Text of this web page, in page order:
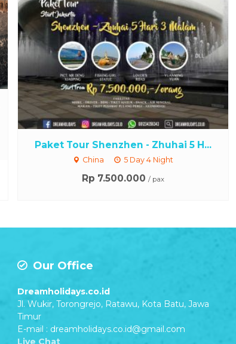
Paket Tour Shenzhen - Zhuhai 5 H...
China 5 Day 4 Night
Rp 7.500.000 / pax
Our Office
Dreamholidays.co.id
Jl. Wukir, Torongrejo, Ratawu, Kota Batu, Jawa
Timur
E-mail : dreamholidays.co.id@gmail.com
Live Chat